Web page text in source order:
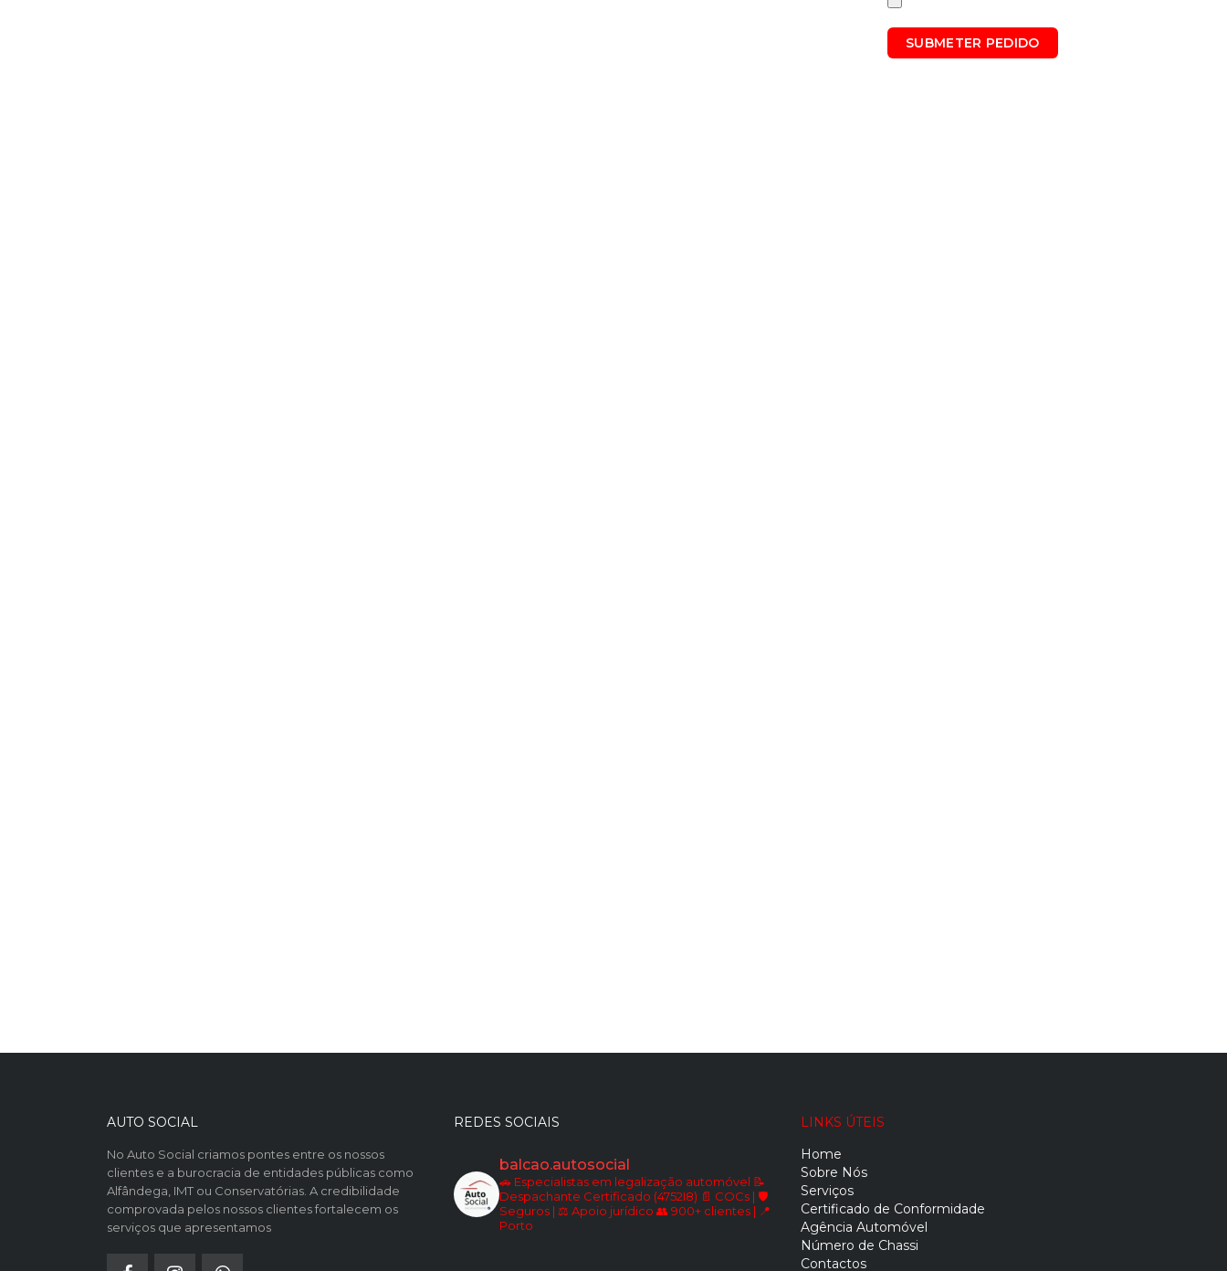
AUTO SOCIAL
No Auto Social criamos pontes entre os nossos
clientes e a burocracia de entidades públicas como
Alfândega, IMT ou Conservatórias. A credibilidade
comprovada pelos nossos clientes fortalecem os
serviços que apresentamos
REDES SOCIAIS
balcao.autosocial
🚗 Especialistas em legalização automóvel 📝
Despachante Certificado (4752I8) 📄 COCs | 🛡️
Seguros | ⚖️ Apoio jurídico 👥 900+ clientes | 📍
Porto
LINKS ÚTEIS
Home
Sobre Nós
Serviços
Certificado de Conformidade
Agência Automóvel
Número de Chassi
Contactos